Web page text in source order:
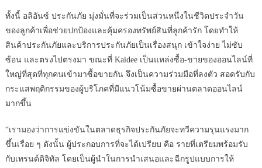
ทั้งนี้ อลิอันซ์ ประกันภัย มุ่งมั่นที่จะร่วมเป็นส่วนหนึ่งในชีวิตประจำวัน
ของลูกค้าเพื่อช่วยปกป้องและคุ้มครองทรัพย์สินที่ลูกค้ารัก โดยทำให้
สินค้าประกันภัยและบริการประกันภัยเป็นเรื่องสนุก เข้าใจง่าย ไม่ซับ
ซ้อน และตรงไปตรงมา ขณะที่ Kaidee เป็นแหล่งซื้อ-ขายของออนไลน์ที่
ใหญ่ที่สุดที่ทุกคนเข้ามาซื้อขายกัน จึงเป็นความร่วมมือที่ลงตัว สอดรับกับ
กระแสพฤติกรรมของผู้บริโภคที่มีแนวโน้มซื้อขายผ่านตลาดออนไลน์
มากขึ้น
“เรามองว่าการแข่งขันในตลาดธุรกิจประกันภัยจะทวีความรุนแรงมาก
ขึ้นเรื่อย ๆ ดังนั้น ผู้ประกอบการที่จะได้เปรียบ คือ รายที่เตรียมพร้อมรับ
กับเทรนด์ดิจิทัล โดยเป็นผู้นำในการนำเสนอและฉีกรูปแบบการให้